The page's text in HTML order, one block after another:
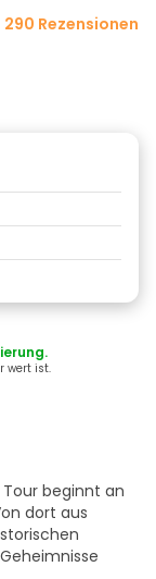
290 Rezensionen
wert ist.
beginnt an
dort aus